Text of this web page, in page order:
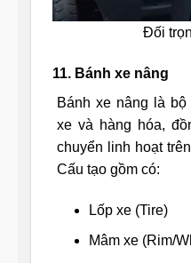
Đối
11. Bánh xe nâng
Bánh xe nâng là
xe và hàng hóa,
chuyển linh hoạt
Cấu tạo gồm có:
Lốp xe (Tire)
Mâm xe (Rim/